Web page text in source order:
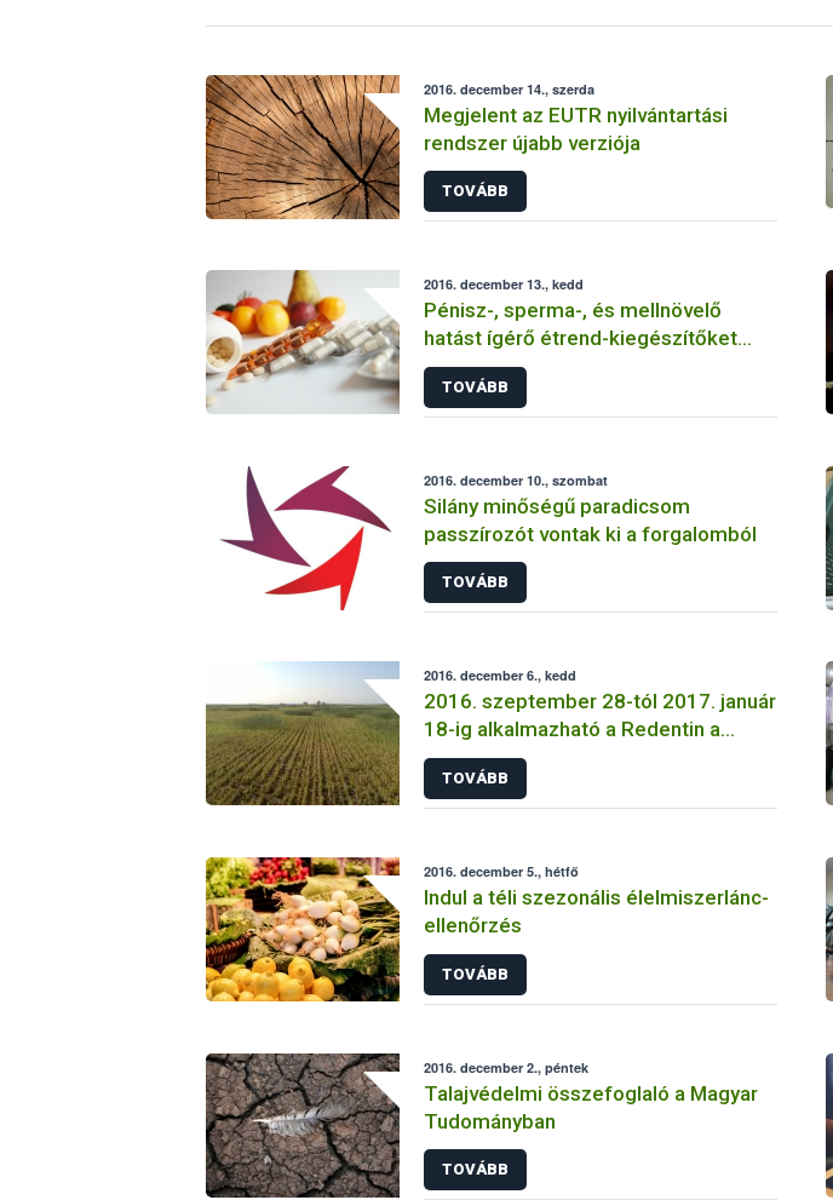
2016. december 14., szerda
Megjelent az EUTR nyilvántartási
rendszer újabb verziója
TOVÁBB
2016. december 13., kedd
Pénisz-, sperma-, és mellnövelő
hatást ígérő étrend-kiegészítőket
vont ki a forgalomból a NÉBIH
TOVÁBB
2016. december 10., szombat
Silány minőségű paradicsom
passzírozót vontak ki a forgalomból
TOVÁBB
2016. december 6., kedd
2016. szeptember 28-tól 2017. január
18-ig alkalmazható a Redentin a
mezei pocok ellen
TOVÁBB
2016. december 5., hétfő
Indul a téli szezonális élelmiszerlánc-
ellenőrzés
TOVÁBB
2016. december 2., péntek
Talajvédelmi összefoglaló a Magyar
Tudományban
TOVÁBB